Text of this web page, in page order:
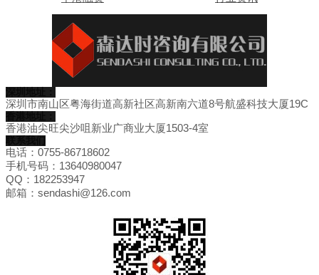
深圳市南山区粤海街道高新社区高新南六道8号航盛科技大厦19C
香港油尖旺尖沙咀新业广商业大厦1503-4室
电话：0755-86718602
手机号码：13640980047
QQ：182253947
邮箱：sendashi@126.com